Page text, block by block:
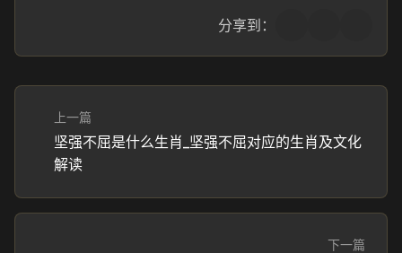
分享到：
上一篇
坚强不屈是什么生肖_坚强不屈对应的生肖及文化
解读
下一篇